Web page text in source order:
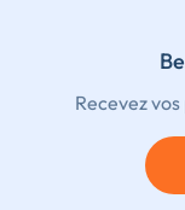
Recevez